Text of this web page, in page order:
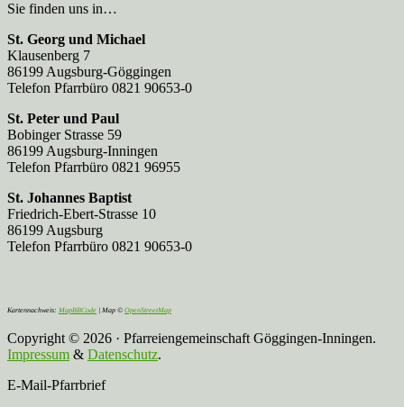
Sie finden uns in…
St. Georg und Michael
Klausenberg 7
86199 Augsburg-Göggingen
Telefon Pfarrbüro 0821 90653-0
St. Peter und Paul
Bobinger Strasse 59
86199 Augsburg-Inningen
Telefon Pfarrbüro 0821 96955
St. Johannes Baptist
Friedrich-Ebert-Strasse 10
86199 Augsburg
Telefon Pfarrbüro 0821 90653-0
Kartennachweis: MapBBCode | Map © OpenStreetMap
Copyright © 2026 · Pfarreiengemeinschaft Göggingen-Inningen.
Impressum & Datenschutz.
E-Mail-Pfarrbrief